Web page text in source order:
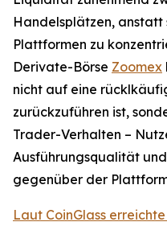
Handelsplätzen,
Plattformen zu
Derivate-Börse Zoomex
nicht auf eine
zurückzuführen ist,
Trader-Verhalten –
Ausführungsqualität
gegenüber der
Laut CoinGlass